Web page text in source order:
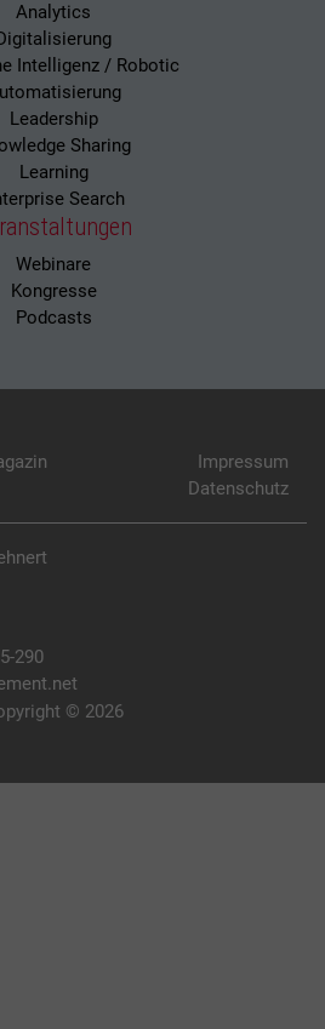
Analytics
Intelligenz / Robotic
Leadership
Sharing
Learning
Search
Webinare
Kongresse
Podcasts
Impressum
Datenschutz
290
© 2026